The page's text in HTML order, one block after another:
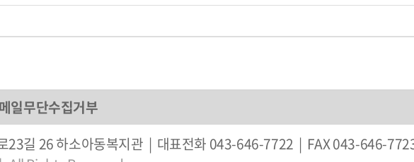
일무단수집거부
23길 26 하소아동복지관 | 대표전화 043-646-7722 | FAX 043-646-